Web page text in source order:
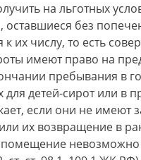
на льготных
оставшиеся без
их числу, то есть
имеют право на
пребывания в
для детей-сирот или в
если они не имеют
их возвращение в
невозможно